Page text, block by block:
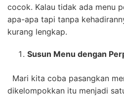
cocok. Kalau tidak ada menu
apa-apa tapi tanpa
kurang lengkap.
Susun Menu dengan
Mari kita coba pasangkan
dikelompokkan itu menjadi